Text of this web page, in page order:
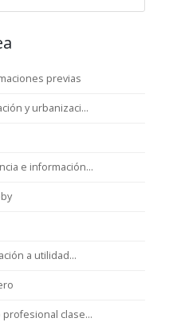
previas
y urbanizaci...
e información...
a utilidad...
clase...